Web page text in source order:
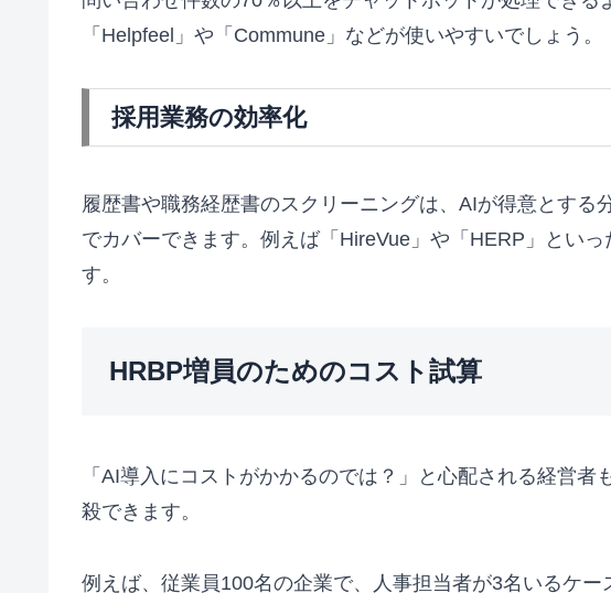
「Helpfeel」や「Commune」などが使いやすいでしょう。
採用業務の効率化
履歴書や職務経歴書のスクリーニングは、AIが得意とす
でカバーできます。例えば「HireVue」や「HERP」とい
す。
HRBP増員のためのコスト試算
「AI導入にコストがかかるのでは？」と心配される経営
殺できます。
例えば、従業員100名の企業で、人事担当者が3名いるケ